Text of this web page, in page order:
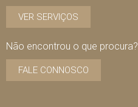
VER SERVIÇOS
Não encontrou o que procura?
FALE CONNOSCO